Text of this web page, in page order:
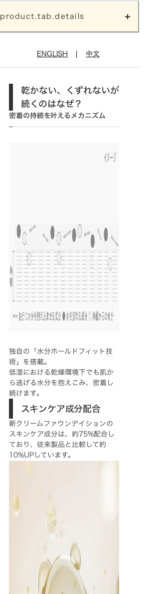
product.tab.details
ENGLISH 中文
乾かない、くずれないが
続くのはなぜ？
密着の持続を叶えるメカニズム
独自の「水分ホールドフィット技
術」を搭載。
低湿における乾燥環境下でも肌か
ら逃げる水分を抱えこみ、密着し
続けます。
スキンケア成分配合
新クリームファウンデイションの
スキンケア成分は、約75%配合し
ており、従来製品と比較して約
10%UPしています。